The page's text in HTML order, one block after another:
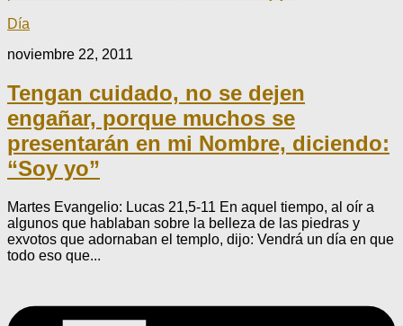
Día
noviembre 22, 2011
Tengan cuidado, no se dejen
engañar, porque muchos se
presentarán en mi Nombre, diciendo:
“Soy yo”
Martes Evangelio: Lucas 21,5-11 En aquel tiempo, al oír a
algunos que hablaban sobre la belleza de las piedras y
exvotos que adornaban el templo, dijo: Vendrá un día en que
todo eso que...